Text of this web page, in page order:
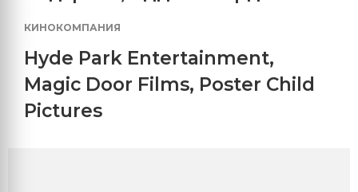
КИНОКОМПАНИЯ
Hyde Park Entertainment,
Magic Door Films, Poster Child
Pictures